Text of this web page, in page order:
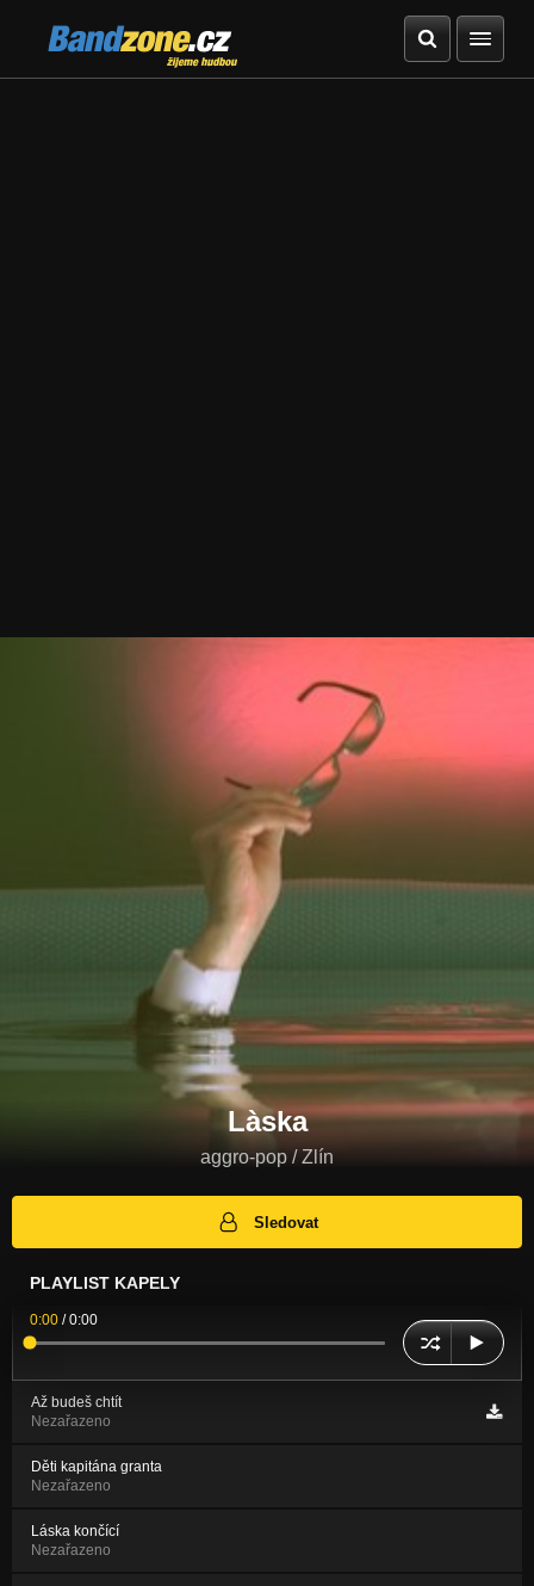
Bandzone.cz
žijeme hudbou
Làska
aggro-pop / Zlín
Sledovat
PLAYLIST KAPELY
0:00 /0:00
Až budeš chtít
Nezařazeno
Děti kapitána granta
Nezařazeno
Láska končící
Nezařazeno